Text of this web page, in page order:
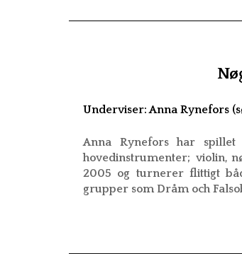
Underviser: Anna Rynefors
Anna Rynefors har
hovedinstrumenter; violin,
2005 og turnerer flittigt
grupper som Dråm och